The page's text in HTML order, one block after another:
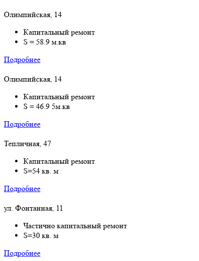
Олимпийская, 14
Капитальный ремонт
S = 58.9 м.кв
Подробнее
Олимпийская, 14
Капитальный ремонт
S = 46.9 5м.кв
Подробнее
Тепличная, 47
Капитальный ремонт
S=54 кв. м
Подробнее
ул. Фонтанная, 11
Частично капитальный ремонт
S=30 кв. м
Подробнее